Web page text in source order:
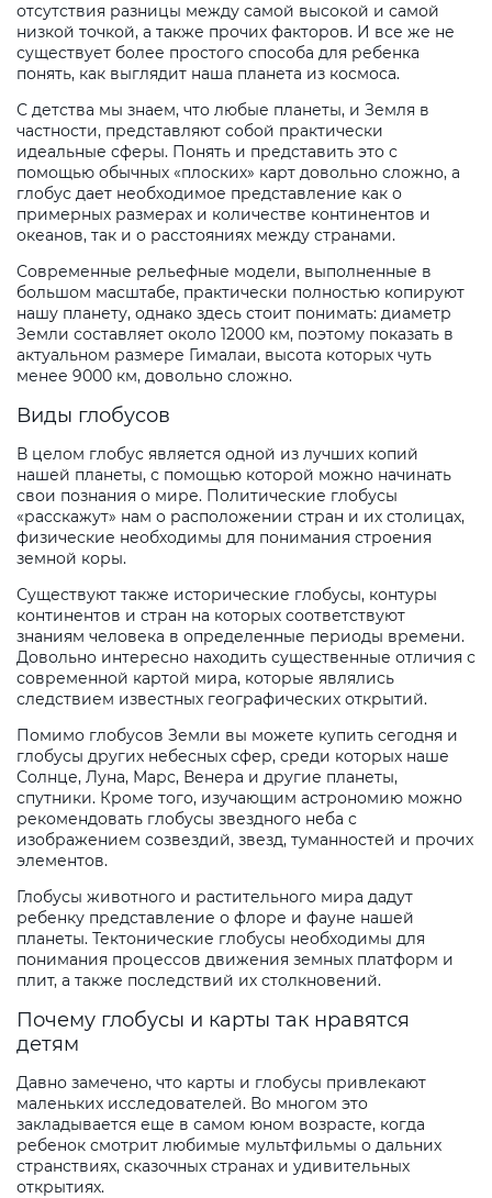
отсутствия разницы между самой высокой и самой
низкой точкой, а также прочих факторов. И все же не
существует более простого способа для ребенка
понять, как выглядит наша планета из космоса.
С детства мы знаем, что любые планеты, и Земля в
частности, представляют собой практически
идеальные сферы. Понять и представить это с
помощью обычных «плоских» карт довольно сложно, а
глобус дает необходимое представление как о
примерных размерах и количестве континентов и
океанов, так и о расстояниях между странами.
Современные рельефные модели, выполненные в
большом масштабе, практически полностью копируют
нашу планету, однако здесь стоит понимать: диаметр
Земли составляет около 12000 км, поэтому показать в
актуальном размере Гималаи, высота которых чуть
менее 9000 км, довольно сложно.
Виды глобусов
В целом глобус является одной из лучших копий
нашей планеты, с помощью которой можно начинать
свои познания о мире. Политические глобусы
«расскажут» нам о расположении стран и их столицах,
физические необходимы для понимания строения
земной коры.
Существуют также исторические глобусы, контуры
континентов и стран на которых соответствуют
знаниям человека в определенные периоды времени.
Довольно интересно находить существенные отличия с
современной картой мира, которые являлись
следствием известных географических открытий.
Помимо глобусов Земли вы можете купить сегодня и
глобусы других небесных сфер, среди которых наше
Солнце, Луна, Марс, Венера и другие планеты,
спутники. Кроме того, изучающим астрономию можно
рекомендовать глобусы звездного неба с
изображением созвездий, звезд, туманностей и прочих
элементов.
Глобусы животного и растительного мира дадут
ребенку представление о флоре и фауне нашей
планеты. Тектонические глобусы необходимы для
понимания процессов движения земных платформ и
плит, а также последствий их столкновений.
Почему глобусы и карты так нравятся
детям
Давно замечено, что карты и глобусы привлекают
маленьких исследователей. Во многом это
закладывается еще в самом юном возрасте, когда
ребенок смотрит любимые мультфильмы о дальних
странствиях, сказочных странах и удивительных
открытиях.